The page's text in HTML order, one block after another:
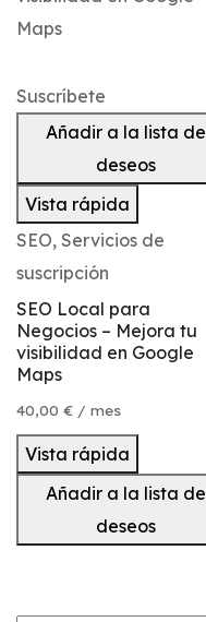
Suscríbete
Añadir a la lista de
deseos
Vista rápida
SEO, Servicios de
suscripción
SEO Local para
Negocios – Mejora tu
visibilidad en Google
Maps
40,00 € / mes
Vista rápida
Añadir a la lista de
deseos